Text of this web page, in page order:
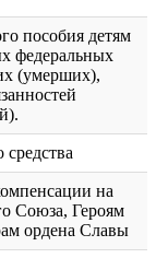
пособия детям
федеральных
(умерших),
на
Союза, Героям
ордена Славы